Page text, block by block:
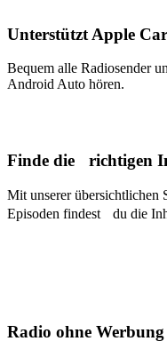
Unterstützt Apple
Bequem alle Radiosender
Android Auto hören.
Finde die richtigen
Mit unserer übersichtlichen
Episoden findest du die
Radio ohne Werbung